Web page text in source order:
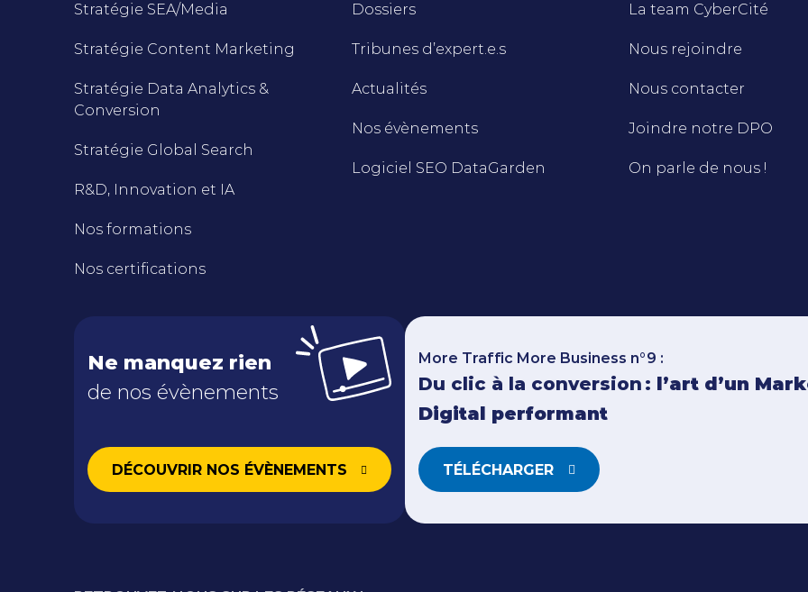
Stratégie SEA/Media
Stratégie Content Marketing
Stratégie Data Analytics &
Conversion
Stratégie Global Search
R&D, Innovation et IA
Nos formations
Nos certifications
Dossiers
Tribunes d’expert.e.s
Actualités
Nos évènements
Logiciel SEO DataGarden
La team CyberCité
Nous rejoindre
Nous contacter
Joindre notre DPO
On parle de nous !
Ne manquez rien
de nos évènements
DÉCOUVRIR NOS ÉVÈNEMENTS
More Traffic More Business n°9 :
Du clic à la conversion : l’art d’un
Digital performant
TÉLÉCHARGER